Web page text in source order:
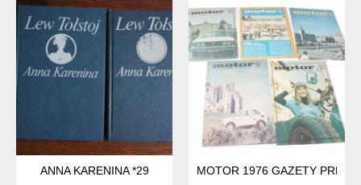
ANNA KARENINA *29
MOTOR 1976 GAZETY PRL